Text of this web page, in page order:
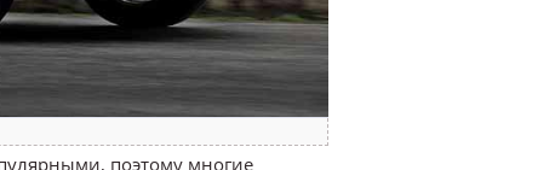
поэтому многие